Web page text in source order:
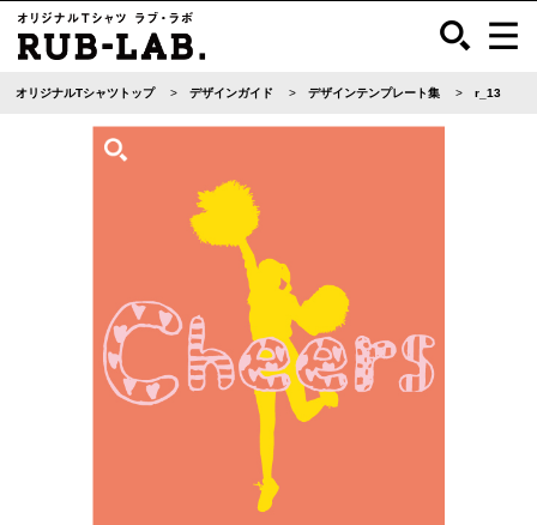
オリジナルTシャツトップ デザインガイド デザインテンプレート集 r_13